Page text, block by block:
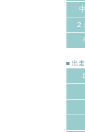
■ 出